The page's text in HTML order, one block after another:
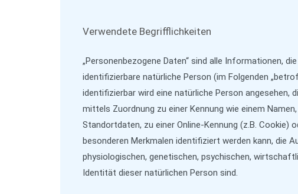
Verwendete Begrifflichkeiten
„Personenbezogene Daten“ sind alle Informationen,
identifizierbare natürliche Person (im Folgenden
identifizierbar wird eine natürliche Person angesehen,
mittels Zuordnung zu einer Kennung wie einem
Standortdaten, zu einer Online-Kennung (z.B. Cookie)
besonderen Merkmalen identifiziert werden kann, die
physiologischen, genetischen, psychischen,
Identität dieser natürlichen Person sind.